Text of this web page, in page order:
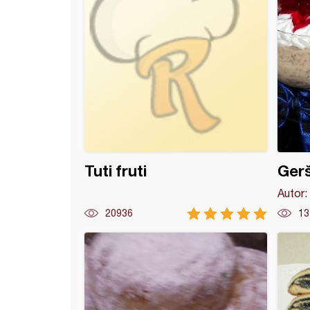
Tuti fruti
20936
Autor: